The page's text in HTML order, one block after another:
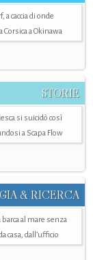
a caccia di onde
Corsica a Okinawa
STORIE
si suicidò così
a Scapa Flow
& RICERCA
al mare senza
casa, dall’ufficio